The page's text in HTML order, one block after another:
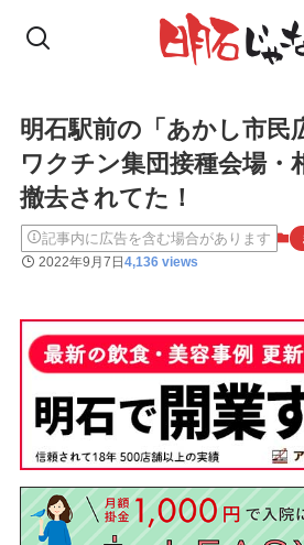
明石駅前の「あかし市民
ワクチン集団接種会場・
撤去されてた！
記事内に広告を含む場合があります
2022年9月7日4,136 views